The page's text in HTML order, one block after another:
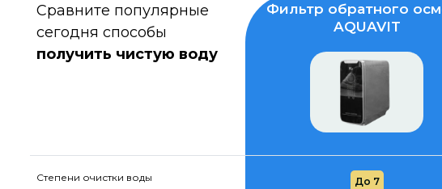
Сравните популярные
сегодня способы
получить чистую воду
Фильтр обратного
AQUAVIT
Степени очистки воды До 7